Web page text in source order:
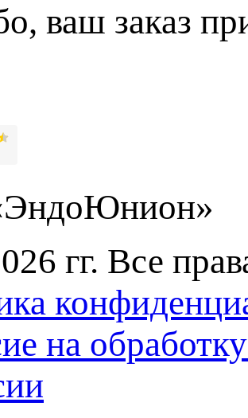
ваш заказ
гг. Все
на